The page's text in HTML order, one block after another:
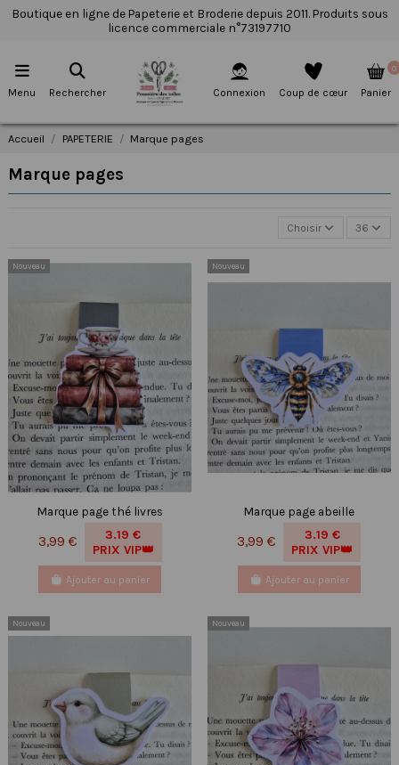
Boutique en ligne de Papeterie et Broderie depuis 2011. Produits sous
licence commerciale n°73197710
Menu Rechercher Connexion Coup de cœur
0
Panier
Accueil PAPETERIE Marque pages
Marque pages
Choisir 36
Nouveau
Marque page thé livres
3,99 €
3.19 €
PRIX VIP👑
Ajouter au panier
Nouveau
Marque page abeille
3,99 €
3.19 €
PRIX VIP👑
Ajouter au panier
Nouveau Nouveau